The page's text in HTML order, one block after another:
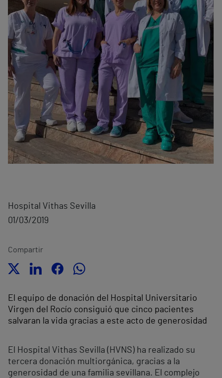
Hospital Vithas Sevilla
01/03/2019
Compartir
El equipo de donación del Hospital Universitario
Virgen del Rocío consiguió que cinco pacientes
salvaran la vida gracias a este acto de generosidad
El Hospital Vithas Sevilla (HVNS) ha realizado su
tercera donación multiorgánica, gracias a la
generosidad de una familia sevillana. El complejo